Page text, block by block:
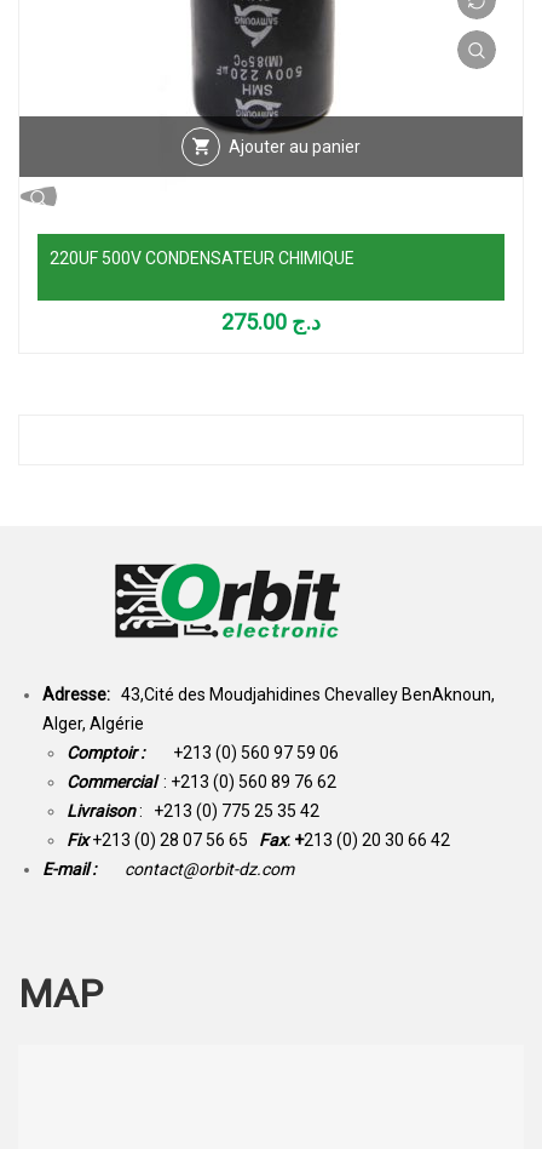
Ajouter au panier
220UF 500V CONDENSATEUR CHIMIQUE
د.ج
Adresse: 43,Cité des Moudjahidines Chevalley BenAknoun,
Alger, Algérie
Comptoir : +213 (0) 560 97 59 06
Commercial : +213 (0) 560 89 76 62
Livraison: +213 (0) 775 25 35 42
Fix +213 (0) 28 07 56 65 Fax: +213 (0) 20 30 66 42
E-mail :
contact@orbit-dz.com
MAP